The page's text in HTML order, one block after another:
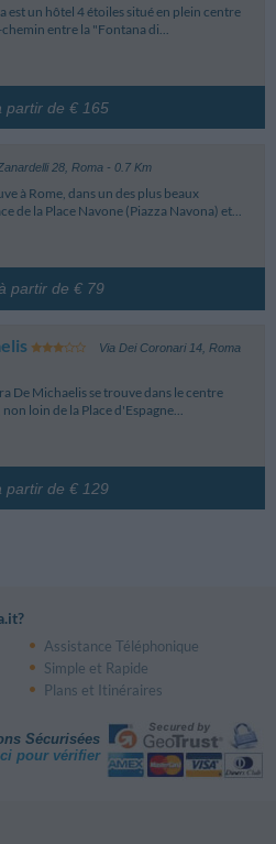
est un hôtel 4 étoiles situé en plein centre
entre la "Fontana di...
partir de € 165
28, Roma- 0.7 Km
à Rome, dans un des plus beaux
de la Place Navone (Piazza Navona) et...
partir de € 79
Via Dei Coronari 14, Roma
De Michaelis se trouve dans le centre
loin de la Place d'Espagne...
partir de € 129
Assistance Téléphonique
Simple et Rapide
Plans et Itinéraires
Sécurisées
pour vérifier